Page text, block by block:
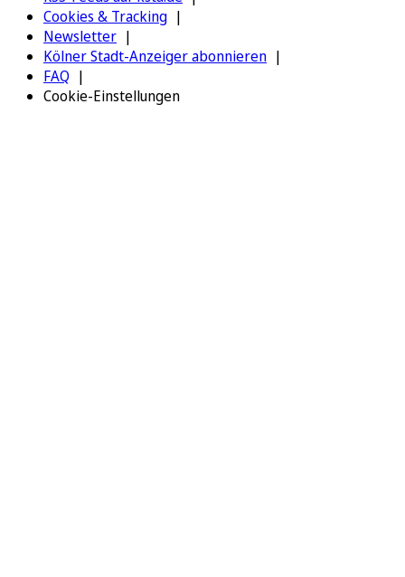
Cookies & Tracking
Newsletter
Kölner Stadt-Anzeiger abonnieren
FAQ
Cookie-Einstellungen